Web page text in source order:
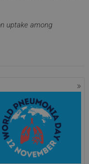
uptake among
alle aree
grado di
cookie.
FORNITORE /
DOMINIO
YouTube
.youtube.com